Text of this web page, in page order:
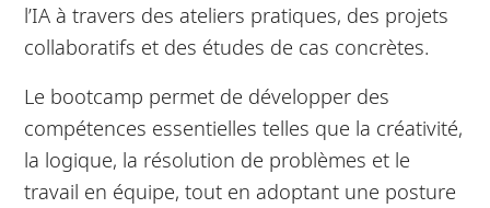
l’IA à travers des ateliers pratiques, des projets
collaboratifs et des études de cas concrètes.
Le bootcamp permet de développer des
compétences essentielles telles que la créativité,
la logique, la résolution de problèmes et le
travail en équipe, tout en adoptant une posture